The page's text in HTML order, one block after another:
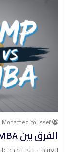
Mohamed Youssef
الفرق بين MBA و PMP | الجزء الثاني والأخير